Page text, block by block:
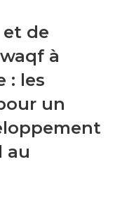
de
à
: les
un
au